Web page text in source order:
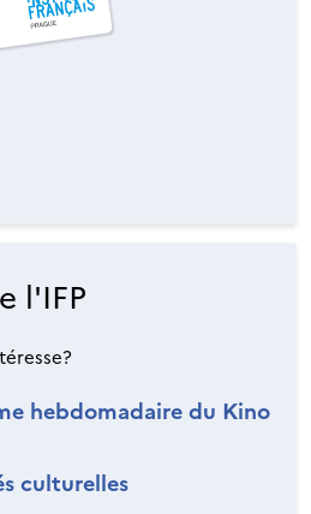
l'IFP
hebdomadaire du Kino
culturelles